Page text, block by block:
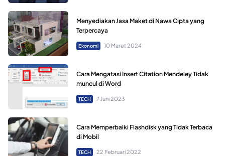
Menyediakan Jasa Maket di Nawa Cipta yang
Terpercaya
Ekonomi 10 Maret 2024
Cara Mengatasi Insert Citation Mendeley Tidak
muncul di Word
TECH 7 Juni 2023
Cara Memperbaiki Flashdisk yang Tidak Terbaca
di Mobil
TECH 22 Februari 2022